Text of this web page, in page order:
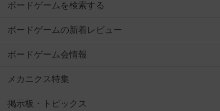
ボードゲームを検索する
ボードゲームの新着レビュー
ボードゲーム会情報
メカニクス特集
掲示板・トピックス